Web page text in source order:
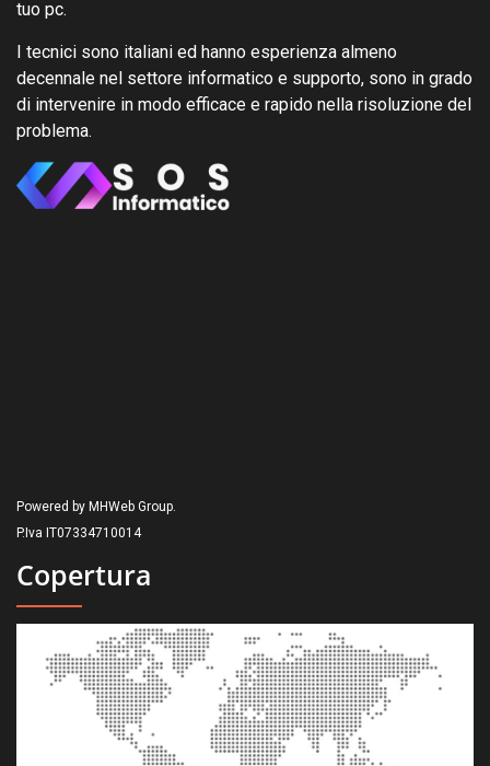
tuo pc.
I tecnici sono italiani ed hanno esperienza almeno
decennale nel settore informatico e supporto, sono in grado
di intervenire in modo efficace e rapido nella risoluzione del
problema.
Powered by MHWeb Group.
P.Iva IT07334710014
Copertura